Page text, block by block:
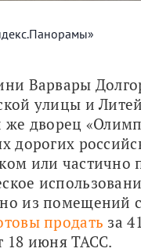
Варвары
улицы и
же дворец
дорогих
или частично
из помещений
продать за
18 июня ТАСС.